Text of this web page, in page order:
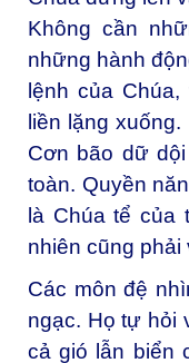
Không cần
những hành
lệnh của
liền lặng
Cơn bão dữ
toàn. Quyền
là Chúa tể của
nhiên cũng phải
Các môn đệ
ngạc. Họ tự hỏi
cả gió lẫn biển